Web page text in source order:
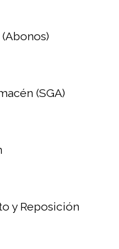
(SGA)
y Reposición